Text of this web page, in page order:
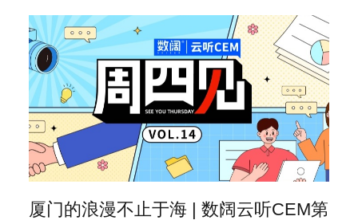
厦门的浪漫不止于海 | 数阔云听CEM第